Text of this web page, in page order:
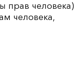
прав человека)
человека,